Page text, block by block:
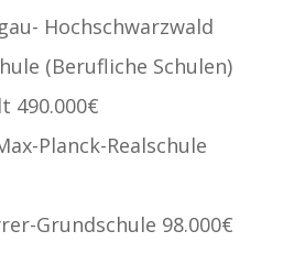
Hochschwarzwald
(Berufliche Schulen)
490.000€
Planck-Realschule
Grundschule 98.000€